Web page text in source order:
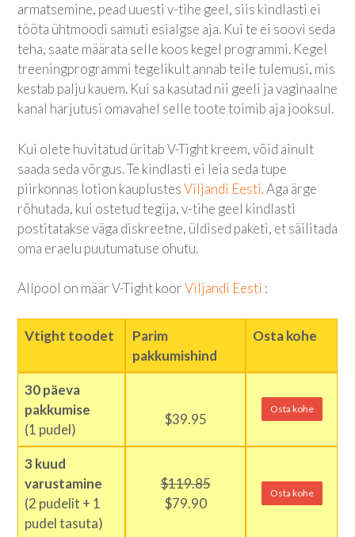
armatsemine, pead uuesti v-tihe geel, siis kindlasti ei
tööta ühtmoodi samuti esialgse aja. Kui te ei soovi seda
teha, saate määrata selle koos kegel programmi. Kegel
treeningprogrammi tegelikult annab teile tulemusi, mis
kestab palju kauem. Kui sa kasutad nii geeli ja vaginaalne
kanal harjutusi omavahel selle toote toimib aja jooksul.
Kui olete huvitatud üritab V-Tight kreem, võid ainult
saada seda võrgus. Te kindlasti ei leia seda tupe
piirkonnas lotion kauplustesViljandi Eesti.Aga ärge
rõhutada, kui ostetud tegija, v-tihe geel kindlasti
postitatakse väga diskreetne, üldised paketi, et säilitada
oma eraelu puutumatuse ohutu.
Allpool on määr V-Tight koorViljandi Eesti :
Vtight toodet
Parim
pakkumishind
Osta kohe
30 päeva
pakkumise
(1 pudel)
$39.95
Osta kohe
3 kuud
varustamine
(2 pudelit + 1
pudel tasuta)
$119.85
$79.90
Osta kohe